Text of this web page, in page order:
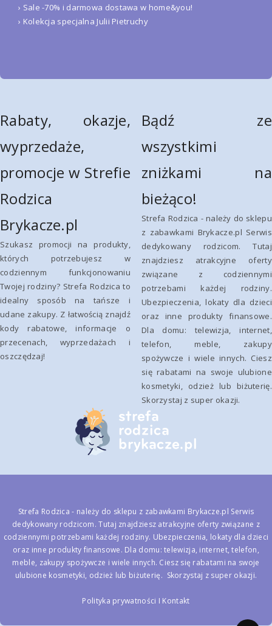
› Sale -70% i darmowa dostawa w home&you!
› Kolekcja specjalna Julii Pietruchy
Rabaty, okazje,
wyprzedaże,
promocje w Strefie
Rodzica
Brykacze.pl
Szukasz promocji na produkty,
których potrzebujesz w
codziennym funkcjonowaniu
Twojej rodziny? Strefa Rodzica to
idealny sposób na tańsze i
udane zakupy. Z łatwością znajdź
kody rabatowe, informacje o
przecenach, wyprzedażach i
oszczędzaj!
Bądź ze
wszystkimi
zniżkami na
bieżąco!
Strefa Rodzica - należy do sklepu
z zabawkami Brykacze.pl Serwis
dedykowany rodzicom. Tutaj
znajdziesz atrakcyjne oferty
związane z codziennymi
potrzebami każdej rodziny.
Ubezpieczenia, lokaty dla dzieci
oraz inne produkty finansowe.
Dla domu: telewizja, internet,
telefon, meble, zakupy
spożywcze i wiele innych. Ciesz
się rabatami na swoje ulubione
kosmetyki, odzież lub biżuterię.
Skorzystaj z super okazji.
Strefa Rodzica - należy do sklepu z zabawkami Brykacze.pl Serwis
dedykowany rodzicom. Tutaj znajdziesz atrakcyjne oferty związane z
codziennymi potrzebami każdej rodziny. Ubezpieczenia, lokaty dla dzieci
oraz inne produkty finansowe. Dla domu: telewizja, internet, telefon,
meble, zakupy spożywcze i wiele innych. Ciesz się rabatami na swoje
ulubione kosmetyki, odzież lub biżuterię. Skorzystaj z super okazji.
Polityka prywatności I Kontakt